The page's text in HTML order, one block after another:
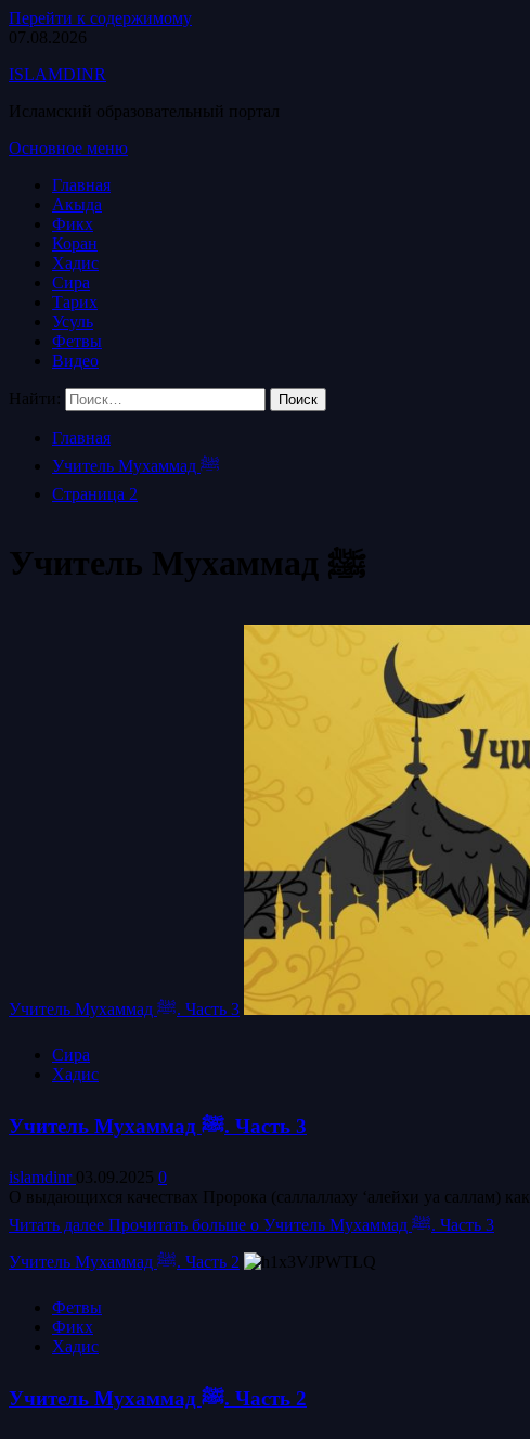
Перейти к содержимому
07.08.2026
ISLAMDINR
Исламский образовательный портал
Основное меню
Главная
Акыда
Фикх
Коран
Хадис
Сира
Тарих
Усуль
Фетвы
Видео
Найти:
Главная
Учитель Мухаммад ﷺ
Страница 2
Учитель Мухаммад ﷺ
Учитель Мухаммад ﷺ. Часть 3
Сира
Хадис
Учитель Мухаммад ﷺ. Часть 3
islamdinr 03.09.2025 0
О выдающихся качествах Пророка (саллаллаху ‘алейхи уа саллам)
Читать далее
Прочитать больше о Учитель Мухаммад ﷺ. Часть 3
Учитель Мухаммад ﷺ. Часть 2
Фетвы
Фикх
Хадис
Учитель Мухаммад ﷺ. Часть 2